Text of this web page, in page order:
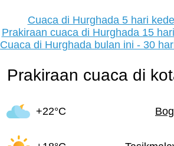
Cuaca di Hurghada 5 hari
Prakiraan cuaca di Hurghada 15
Cuaca di Hurghada bulan ini - 30
Prakiraan cuaca di
+22°C